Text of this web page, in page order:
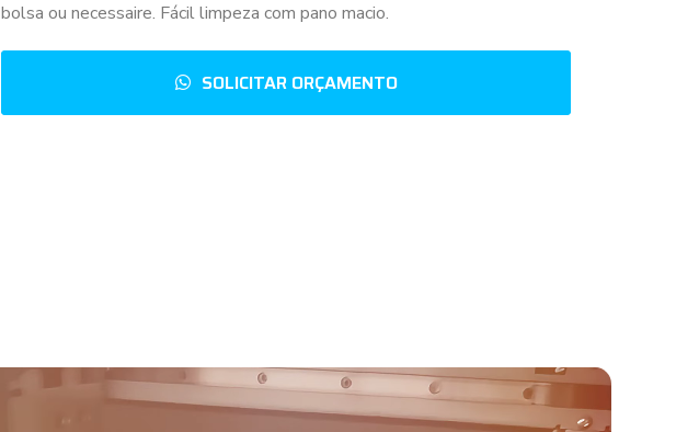
bolsa ou necessaire. Fácil limpeza com pano macio.
SOLICITAR ORÇAMENTO